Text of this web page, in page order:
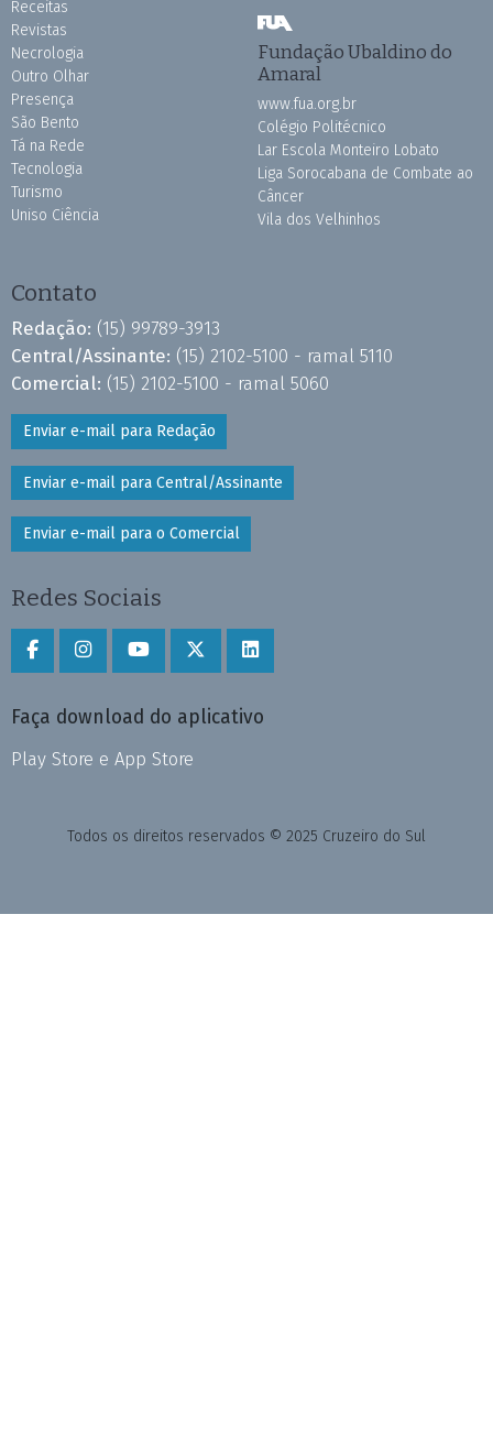
Receitas
Revistas
Necrologia
Outro Olhar
Presença
São Bento
Tá na Rede
Tecnologia
Turismo
Uniso Ciência
Fundação Ubaldino do
Amaral
www.fua.org.br
Colégio Politécnico
Lar Escola Monteiro Lobato
Liga Sorocabana de Combate ao
Câncer
Vila dos Velhinhos
Contato
Redação: (15) 99789-3913
Central/Assinante: (15) 2102-5100 - ramal 5110
Comercial: (15) 2102-5100 - ramal 5060
Enviar e-mail para Redação
Enviar e-mail para Central/Assinante
Enviar e-mail para o Comercial
Redes Sociais
Faça download do aplicativo
Play Store e App Store
Todos os direitos reservados © 2025 Cruzeiro do Sul